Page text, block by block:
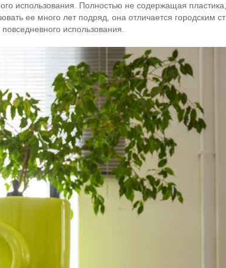
использования. Полностью не содержащая
ее много лет подряд, она отличается городским
использования.